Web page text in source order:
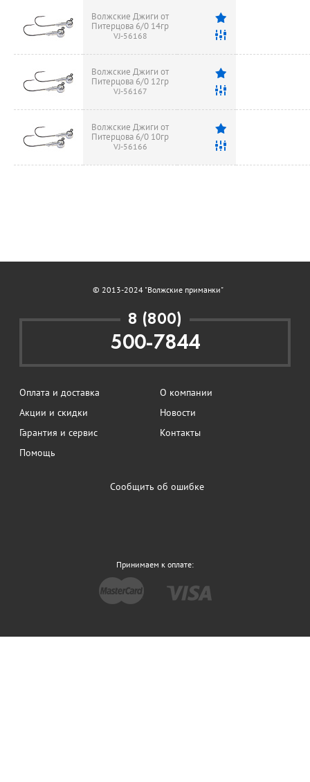
Волжские Джиги от
Питерцова 6/0 14гр
VJ-56168
Волжские Джиги от
Питерцова 6/0 12гр
VJ-56167
Волжские Джиги от
Питерцова 6/0 10гр
VJ-56166
© 2013-2024 "Волжские приманки"
8 (800)
500-7844
Оплата и доставка
О компании
Акции и скидки
Новости
Гарантия и сервис
Контакты
Помощь
Сообщить об ошибке
Принимаем к оплате: